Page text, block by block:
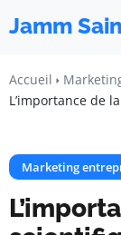
Jamm
Accueil
L’importance de
Marketing